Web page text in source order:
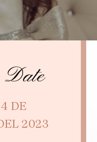
Date
DE
2023